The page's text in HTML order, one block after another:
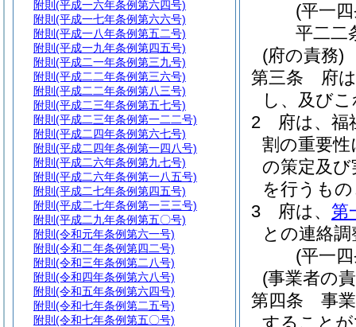
(平一
平二二
(府の責務)
第三条
府
し、及び
2
府は、
割の重要
の策定及
を行うも
3
府は、 第
との連絡
(平一
(事業者の
第四条
事
すること
附則 (平成一六年条例第六四号)
附則 (平成一七年条例第六六号)
附則 (平成一八年条例第五二号)
附則 (平成一九年条例第四五号)
附則 (平成二一年条例第三九号)
附則 (平成二二年条例第三六号)
附則 (平成二二年条例第八三号)
附則 (平成二三年条例第五七号)
附則 (平成二三年条例第一二二号)
附則 (平成二四年条例第六七号)
附則 (平成二四年条例第一四八号)
附則 (平成二六年条例第九七号)
附則 (平成二六年条例第一八五号)
附則 (平成二七年条例第四五号)
附則 (平成二七年条例第一三三号)
附則 (平成二九年条例第五〇号)
附則 (令和元年条例第六一号)
附則 (令和二年条例第四二号)
附則 (令和三年条例第二八号)
附則 (令和四年条例第六八号)
附則 (令和五年条例第六四号)
附則 (令和七年条例第二五号)
附則 (令和七年条例第五〇号)